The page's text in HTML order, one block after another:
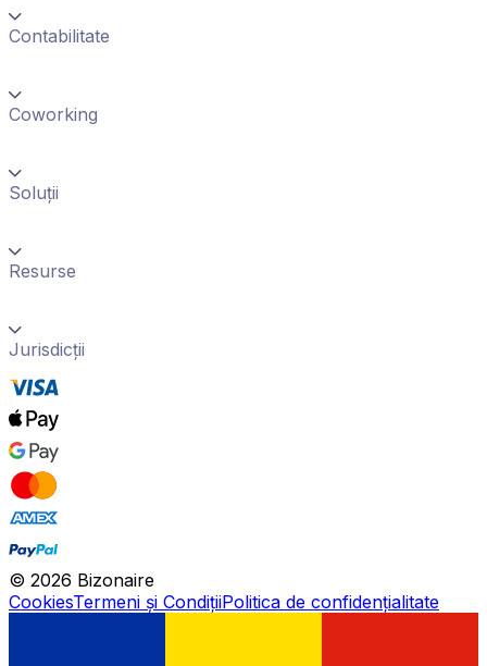
Contabilitate
Coworking
Soluții
Resurse
Jurisdicții
© 2026 Bizonaire
CookiesTermeni și CondițiiPolitica de confidențialitate